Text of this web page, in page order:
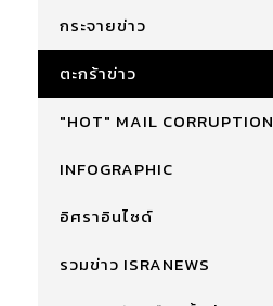
กระจายข่าว
ตะกร้าข่าว
"HOT" MAIL CORRUPTION
INFOGRAPHIC
อิศราอินไซด์
รวมข่าว ISRANEWS